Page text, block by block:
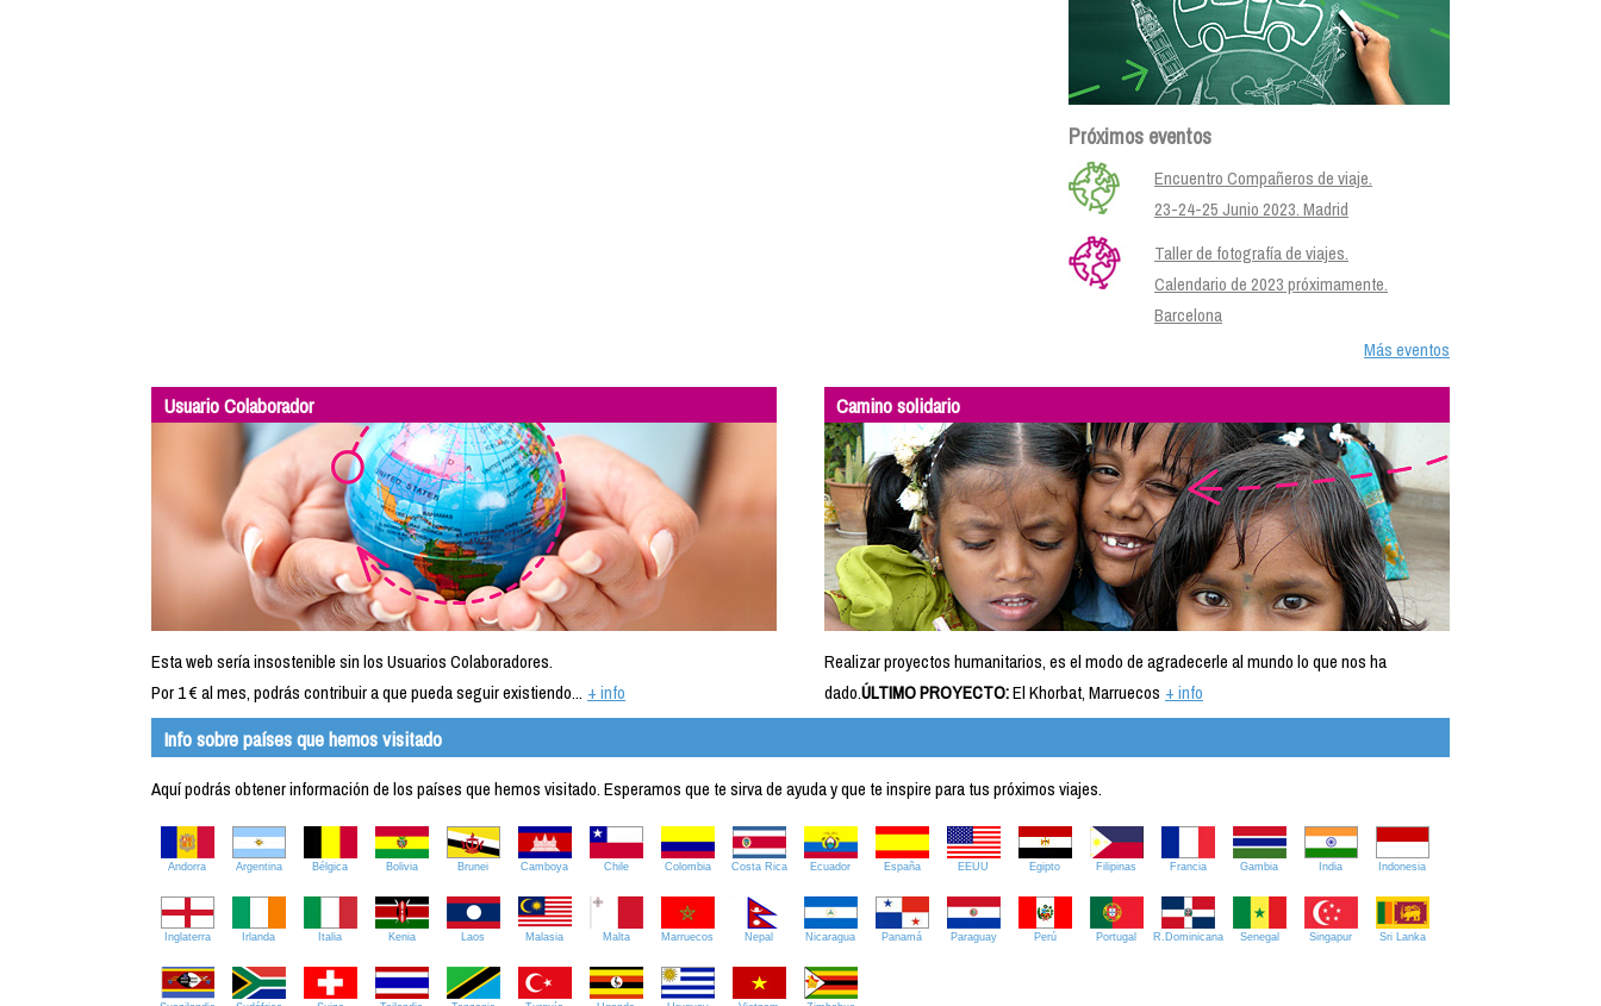
Próximos eventos
Encuentro Compañeros de viaje.
23-24-25 Junio 2023. Madrid
Taller de fotografía de viajes.
Calendario de 2023 próximamente.
Barcelona
Más eventos
Usuario Colaborador
Esta web sería insostenible sin los Usuarios Colaboradores.
Por 1 € al mes, podrás contribuir a que pueda seguir existiendo... + info
Camino solidario
Realizar proyectos humanitarios, es el modo de agradecerle al mundo lo que nos ha
dado.ÚLTIMO PROYECTO:El Khorbat, Marruecos + info
Info sobre países que hemos visitado
Aquí podrás obtener información de los países que hemos visitado. Esperamos que te sirva de ayuda y que te inspire para tus próximos viajes.
Andorra Argentina Bélgica Bolivia Brunei Camboya Chile Colombia Costa Rica Ecuador España EEUU Egipto Filipinas Francia Gambia India Indonesia
Inglaterra Irlanda Italia Kenia Laos Malasia Malta Marruecos Nepal Nicaragua Panamá Paraguay Perú Portugal R.Dominicana Senegal Singapur Sri Lanka